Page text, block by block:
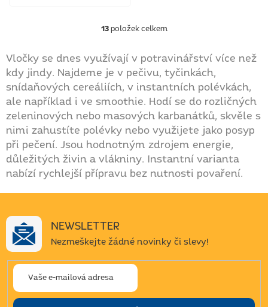
O
l
á
d
a
c
í
p
r
v
k
y
ý
u
13položek celkem
Vločky se dnes využívají v potravinářství více než
kdy jindy. Najdeme je v pečivu, tyčinkách,
snídaňových cereáliích, v instantních polévkách,
ale například i ve smoothie. Hodí se do rozličných
zeleninových nebo masových karbanátků, skvěle s
nimi zahustíte polévky nebo využijete jako posyp
při pečení. Jsou hodnotným zdrojem energie,
důležitých živin a vlákniny. Instantní varianta
nabízí rychlejší přípravu bez nutnosti povaření.
NEWSLETTER
Nezmeškejte žádné novinky či slevy!